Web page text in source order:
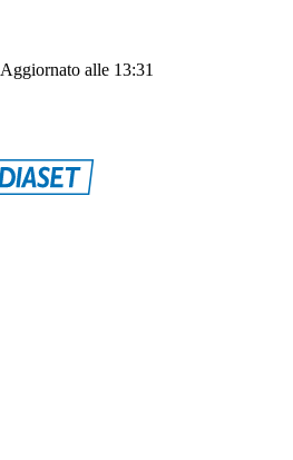
Aggiornato alle 13:31